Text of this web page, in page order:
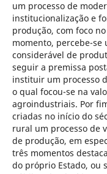
um processo de
institucionalização e
produção, com foco
momento, percebe-
considerável de
seguir a premissa
instituir um processo
o qual focou-se na
agroindustriais. Por
criadas no início do
rural um processo de
de produção, em
três momentos
do próprio Estado, ou